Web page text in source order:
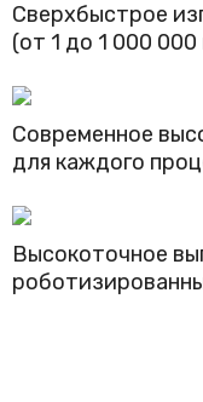
Сверхбыстрое
(от 1 до 1 000
Современное
для каждого
Высокоточное